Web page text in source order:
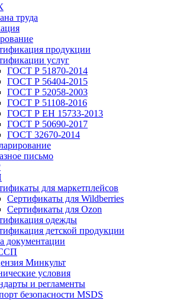
труда
продукции
услуг
ГОСТ Р 51870-2014
ГОСТ Р 56404-2015
ГОСТ Р 52058-2003
ГОСТ Р 51108-2016
ГОСТ Р ЕН 15733-2013
ГОСТ Р 50690-2017
ГОСТ 32670-2014
письмо
для маркетплейсов
Сертификаты для Wildberries
Сертификаты для Ozon
одежды
детской продукции
документации
Минкульт
условия
и регламенты
безопасности MSDS